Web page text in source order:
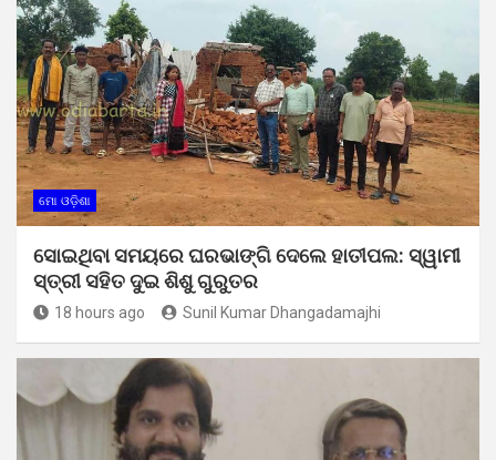
ମୋ ଓଡ଼ିଶା
ସୋଇଥିବା ସମୟରେ ଘରଭାଙ୍ଗି ଦେଲେ ହାତୀପଲ: ସ୍ୱାମୀ
ସ୍ତ୍ରୀ ସହିତ ଦୁଇ ଶିଶୁ ଗୁରୁତର
18 hours ago Sunil Kumar Dhangadamajhi